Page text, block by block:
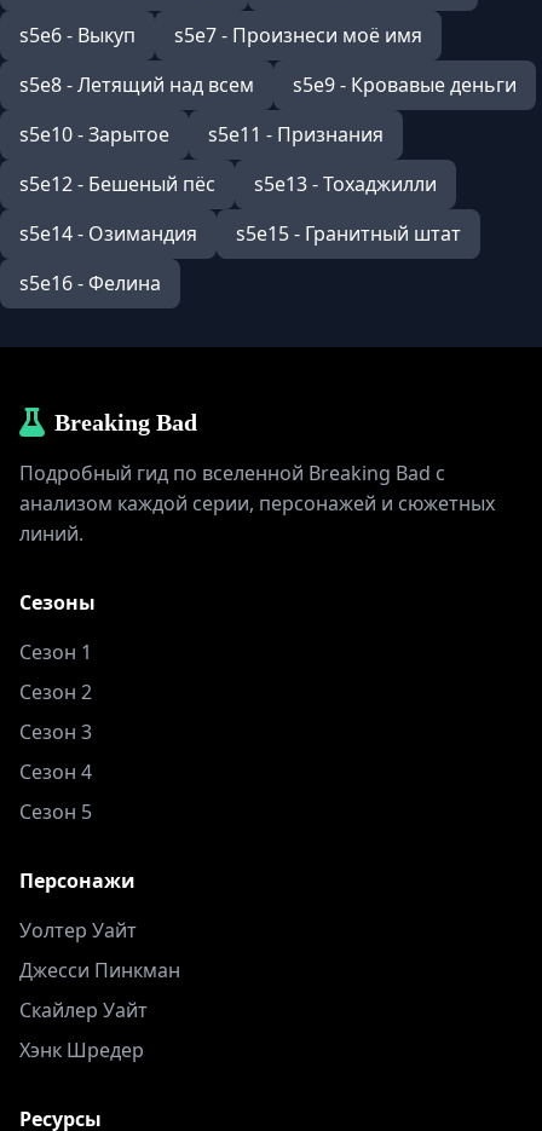
s5e6 - Выкуп
s5e7 - Произнеси моё имя
s5e8 - Летящий над всем
s5e9 - Кровавые деньги
s5e10 - Зарытое
s5e11 - Признания
s5e12 - Бешеный пёс
s5e13 - Тохаджилли
s5e14 - Озимандия
s5e15 - Гранитный штат
s5e16 - Фелина
Breaking Bad
Подробный гид по вселенной Breaking Bad с
анализом каждой серии, персонажей и сюжетных
линий.
Сезоны
Сезон 1
Сезон 2
Сезон 3
Сезон 4
Сезон 5
Персонажи
Уолтер Уайт
Джесси Пинкман
Скайлер Уайт
Хэнк Шредер
Ресурсы